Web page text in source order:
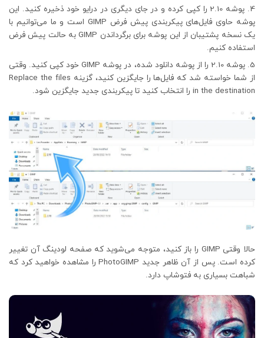
پوشه 2.10 را کپی کرده و در جای دیگری در درایو خود ذخیره کنید. این
پوشه حاوی فایل‌های پیکربندی پیش فرض GIMP است و ما می‌توانیم با
یک نسخه پشتیبان از این پوشه برای برگرداندن GIMP به حالت پیش فرض
استفاده کنیم.
پوشه 2.10 را از پوشه دانلود شده، در پوشه GIMP خود کپی کنید. وقتی
از شما خواسته شد که فایل‌ها را جایگزین کنید، گزینه Replace the files
in the destination را انتخاب کنید تا پیکربندی جدید جایگزین شود.
حالا وقتی GIMP را باز کنید، متوجه می‌شوید که صفحه لودینگ آن تغییر
کرده است. پس از آن ظاهر جدید PhotoGIMP را مشاهده خواهید کرد که
شباهت بسیاری به فتوشاپ دارد.